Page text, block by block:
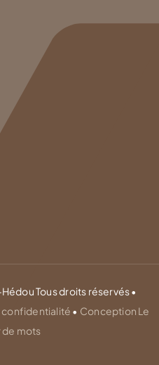
Tous droits réservés •
confidentialité • Conception Le
de mots